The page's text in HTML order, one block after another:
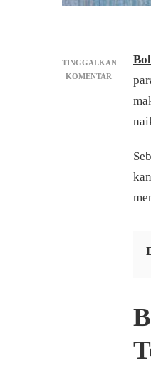
TINGGALKAN
KOMENTAR
TELUR
SIMAK